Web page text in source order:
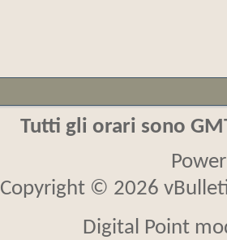
Tutti gli orari sono
Copyright © 2026
Digital Point